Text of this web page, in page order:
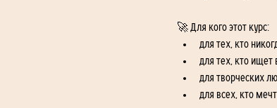
🚀 Для кого этот курс:
для тех, кто
для тех, кто
для творческих
для всех, кто